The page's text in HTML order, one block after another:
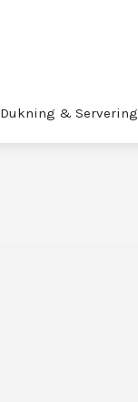
Dukning & Servering